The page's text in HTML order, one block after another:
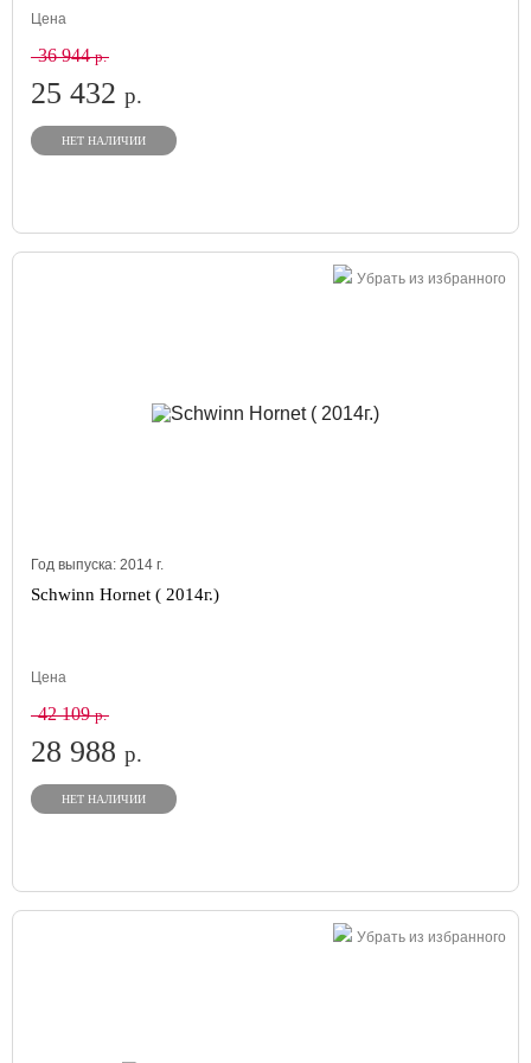
Цена
36 944р.
25 432 р.
НЕТ НАЛИЧИИ
Убрать из избранного
Год выпуска: 2014 г.
Schwinn Hornet ( 2014г.)
Цена
42 109р.
28 988 р.
НЕТ НАЛИЧИИ
Убрать из избранного